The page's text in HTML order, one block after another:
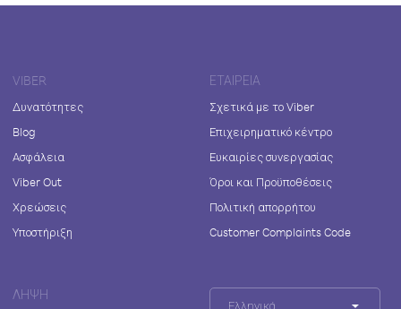
VIBER
Δυνατότητες
Blog
Ασφάλεια
Viber Out
Χρεώσεις
Υποστήριξη
ΕΤΑΙΡΕΊΑ
Σχετικά με το Viber
Επιχειρηματικό κέντρο
Ευκαιρίες συνεργασίας
Όροι και Προϋποθέσεις
Πολιτική απορρήτου
Customer Complaints Code
ΛΉΨΗ
Ελληνικά